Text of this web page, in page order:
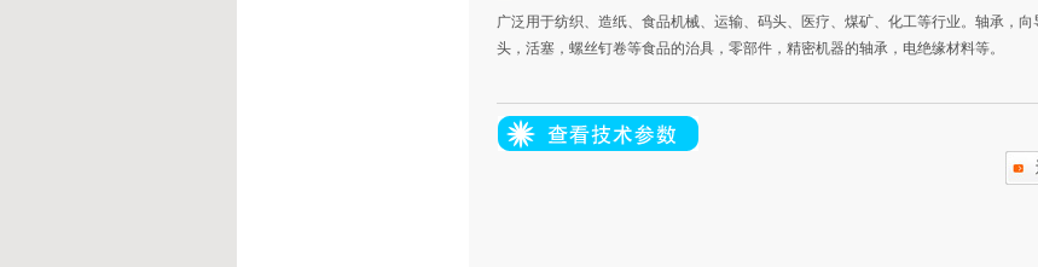
广泛用于纺织、造纸、食品机械、运输、码头、医疗、煤矿、化工等行业。轴承，向
头，活塞，螺丝钉卷等食品的治具，零部件，精密机器的轴承，电绝缘材料等。